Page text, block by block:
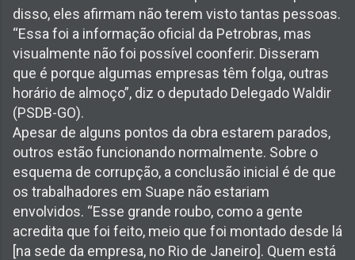
disso, eles afirmam não terem visto tantas pessoas.
“Essa foi a informação oficial da Petrobras, mas
visualmente não foi possível coonferir. Disseram
que é porque algumas empresas têm folga, outras
horário de almoço”, diz o deputado Delegado Waldir
(PSDB-GO).
Apesar de alguns pontos da obra estarem parados,
outros estão funcionando normalmente. Sobre o
esquema de corrupção, a conclusão inicial é de que
os trabalhadores em Suape não estariam
envolvidos. “Esse grande roubo, como a gente
acredita que foi feito, meio que foi montado desde lá
[na sede da empresa, no Rio de Janeiro]. Quem está